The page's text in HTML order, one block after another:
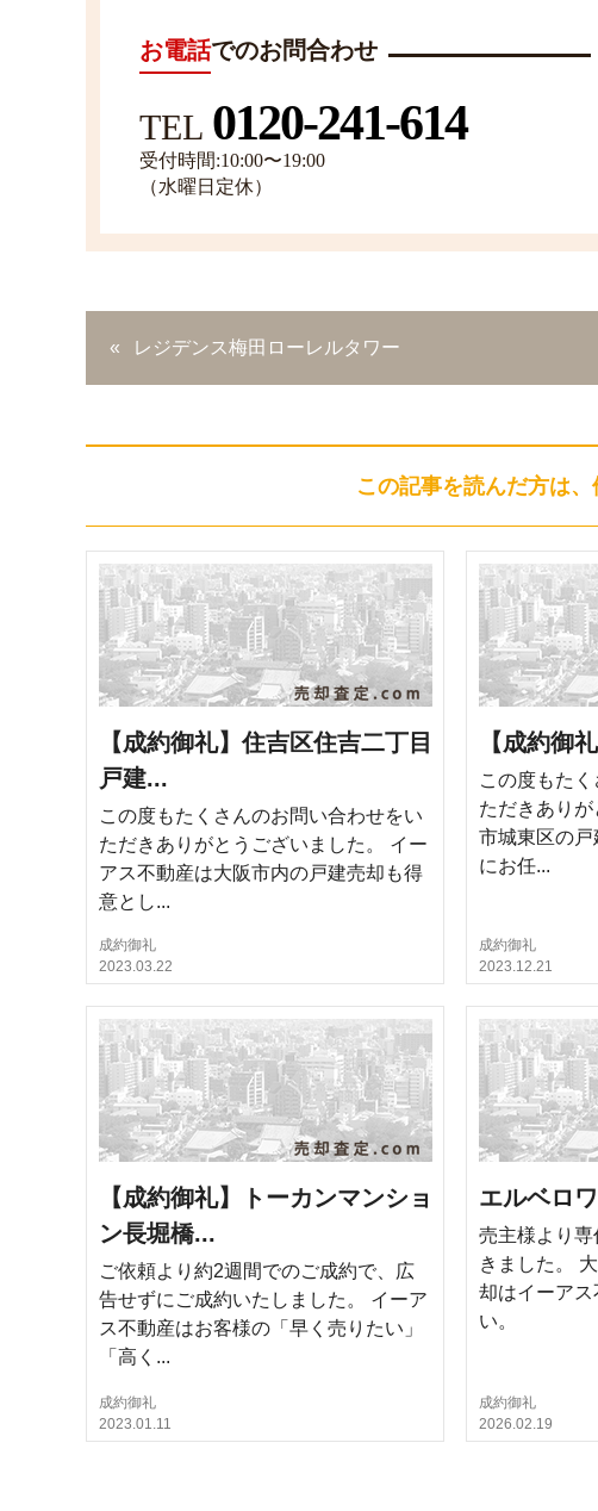
お電話でのお問合わせ
TEL 0120-241-614
受付時間:10:00〜19:00
（水曜日定休）
レジデンス梅田ローレルタワー
この記事を読んだ方は、
【成約御礼】住吉区住吉二丁目
戸建...
この度もたくさんのお問い合わせをい
ただきありがとうございました。 イー
アス不動産は大阪市内の戸建売却も得
意とし...
成約御礼
2023.03.22
【成約御
この度もた
ただきあり
市城東区の
にお任...
成約御礼
2023.12.21
【成約御礼】トーカンマンショ
ン長堀橋...
ご依頼より約2週間でのご成約で、広
告せずにご成約いたしました。 イーア
ス不動産はお客様の「早く売りたい」
「高く...
成約御礼
2023.01.11
エルベロ
売主様より
きました。
却はイーアス
い。
成約御礼
2026.02.19